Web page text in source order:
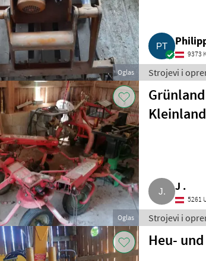
Oglas
9373
Strojevi i
Oglas
J .
5261
Strojevi i
Heu-